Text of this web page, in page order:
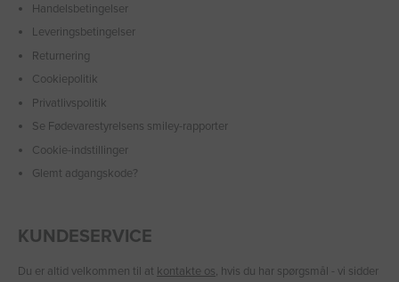
Handelsbetingelser
Leveringsbetingelser
Returnering
Cookiepolitik
Privatlivspolitik
Se Fødevarestyrelsens smiley-rapporter
Cookie-indstillinger
Glemt adgangskode?
KUNDESERVICE
Du er altid velkommen til at kontakte os, hvis du har spørgsmål - vi sidder